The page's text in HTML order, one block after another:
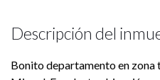
Descripción del
Bonito departamento en zona